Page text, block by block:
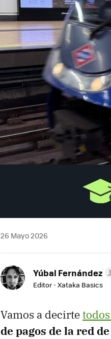
26 Mayo 2026
Yúbal Fernández
Editor - Xataka Basics
Vamos a decirte
de pagos de la red